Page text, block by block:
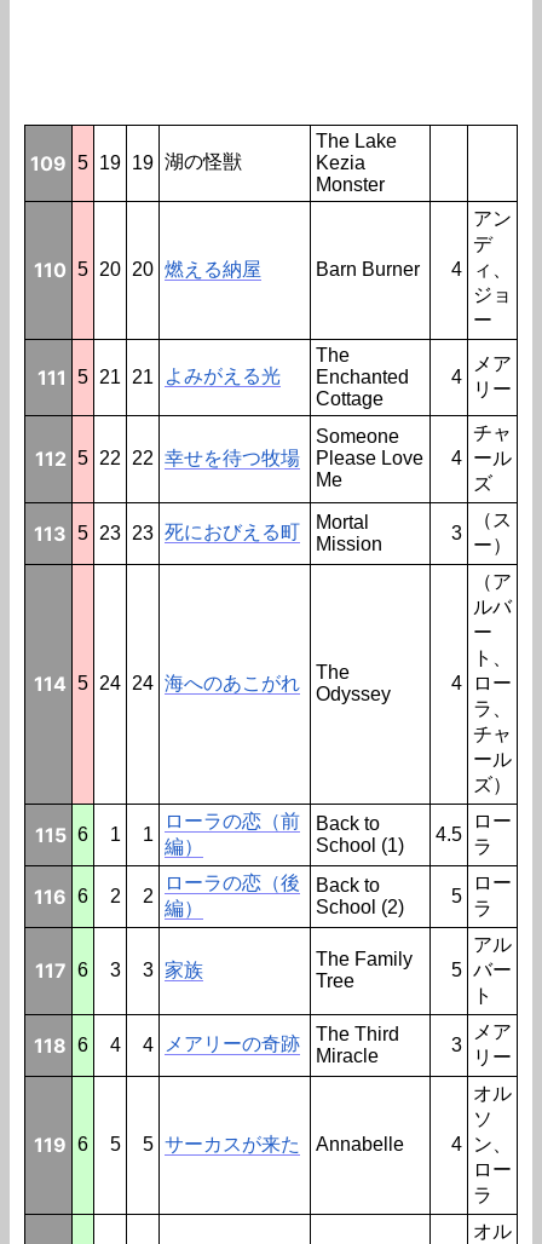
109 5 19 19 湖の怪獣
The Lake
Kezia
Monster
110 5 20 20 燃える納屋 Barn Burner 4
アン
デ
ィ、
ジョ
ー
111 5 21 21 よみがえる光
The
Enchanted
Cottage
4
メア
リー
112 5 22 22 幸せを待つ牧場
Someone
Please Love
Me
4
チャ
ール
ズ
113 5 23 23 死におびえる町
Mortal
Mission
3
（ス
ー）
114 5 24 24 海へのあこがれ
The
Odyssey
4
（ア
ルバ
ー
ト、
ロー
ラ、
チャ
ール
ズ）
115 6 1 1
ローラの恋（前
編）
Back to
School (1)
4.5
ロー
ラ
116 6 2 2
ローラの恋（後
編）
Back to
School (2)
5
ロー
ラ
117 6 3 3 家族
The Family
Tree
5
アル
バー
ト
118 6 4 4 メアリーの奇跡
The Third
Miracle
3
メア
リー
119 6 5 5 サーカスが来た Annabelle 4
オル
ソ
ン、
ロー
ラ
オル